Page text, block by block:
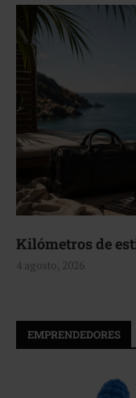
Kilómetros de
4 agosto, 2026
EMPRENDEDORES